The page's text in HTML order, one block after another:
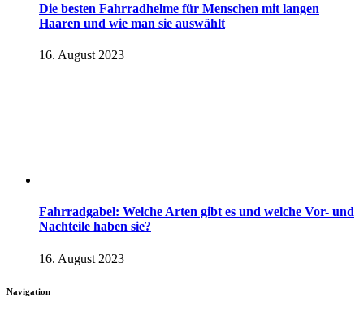
Die besten Fahrradhelme für Menschen mit langen
Haaren und wie man sie auswählt
16. August 2023
Fahrradgabel: Welche Arten gibt es und welche Vor- und
Nachteile haben sie?
16. August 2023
Navigation